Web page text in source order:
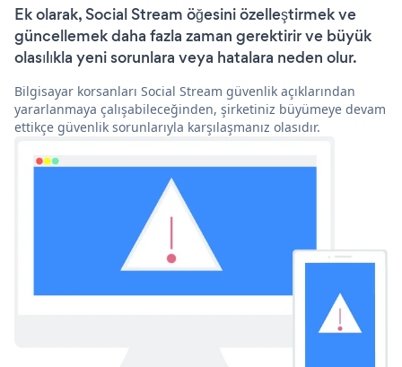
Ek olarak, Social Stream öğesini özelleştirmek ve
güncellemek daha fazla zaman gerektirir ve büyük
olasılıkla yeni sorunlara veya hatalara neden olur.
Bilgisayar korsanları Social Stream güvenlik açıklarından
yararlanmaya çalışabileceğinden, şirketiniz büyümeye devam
ettikçe güvenlik sorunlarıyla karşılaşmanız olasıdır.